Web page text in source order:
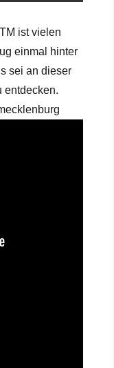
ist vielen
einmal hinter
sei an dieser
entdecken.